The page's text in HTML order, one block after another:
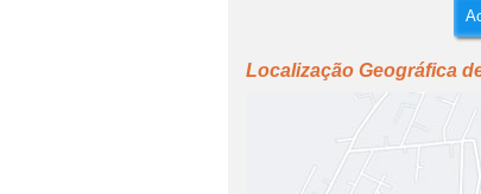
Localização Geográfica